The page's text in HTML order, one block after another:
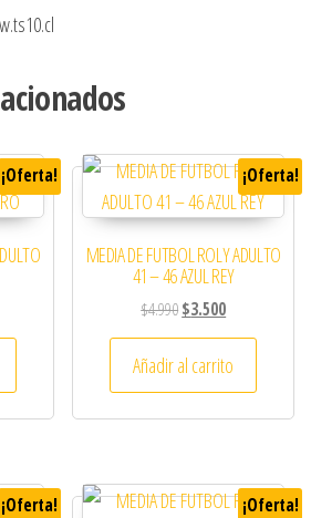
¡Oferta!
era: $4.990.
actual es: $3.500.
¡Oferta!
MEDIA DE FUTBOL ROLY ADULTO
41 – 46 AZUL REY
$4.990El precio original era:
$3.500El precio
Añadir al carrito
¡Oferta! ¡Oferta!